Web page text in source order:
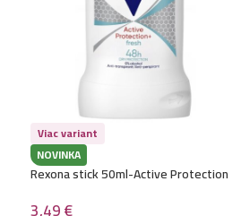
NOVINKA
Viac variant
Rexona stick 50ml-Active Protection